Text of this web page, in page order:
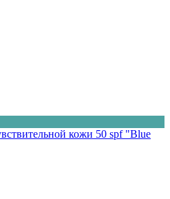
кожи 50 spf "Blue